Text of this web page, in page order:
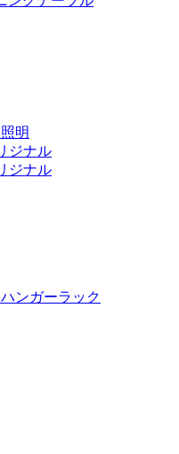
明
ジナル
ジナル
ンガーラック